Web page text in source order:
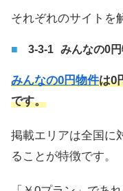
それぞれのサイトを
みんなの0
みんなの0円物件は0
です。
掲載エリアは全国に
ることが特徴です。